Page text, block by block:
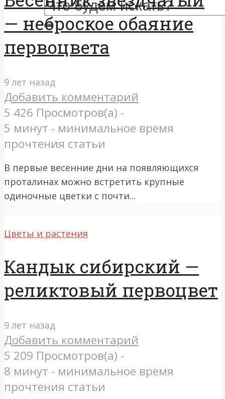
— неброское обаяние
первоцвета
9 лет назад
Добавить комментарий
5 426 Просмотров(а) -
5 минут - минимальное время
прочтения статьи
В первые весенние дни на появляющихся
проталинах можно встретить крупные
одиночные цветки с почти...
Цветы и растения
Кандык сибирский —
реликтовый первоцвет
9 лет назад
Добавить комментарий
5 209 Просмотров(а) -
8 минут - минимальное время
прочтения статьи